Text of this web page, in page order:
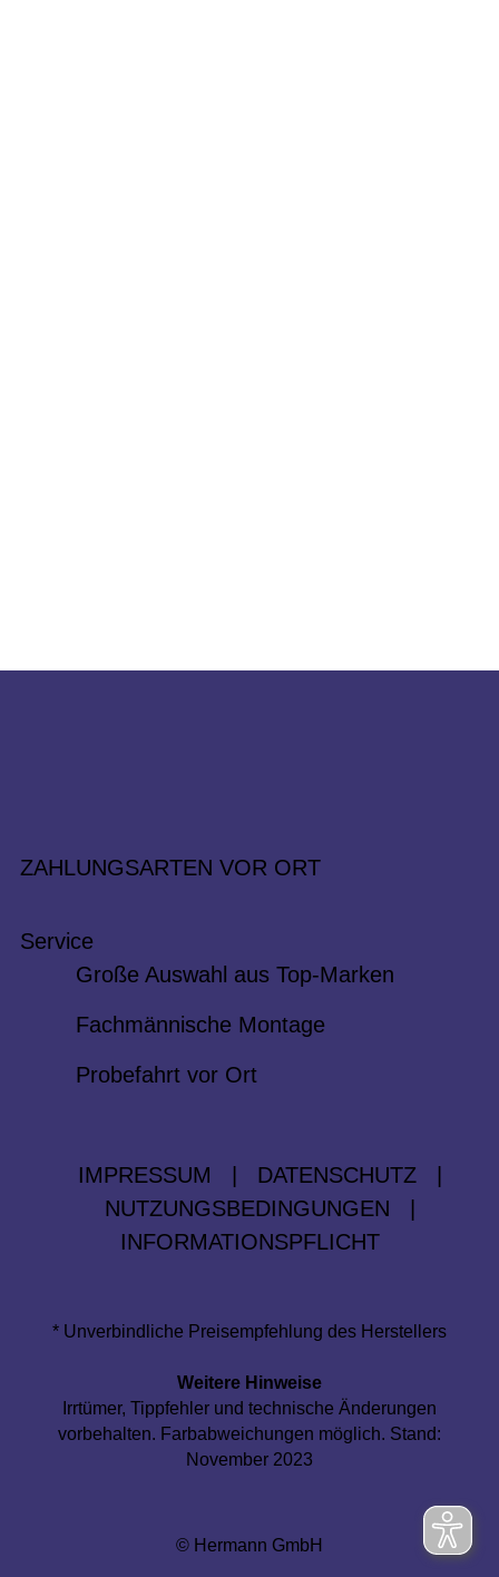
ZAHLUNGSARTEN VOR ORT
Service
Große Auswahl aus Top-Marken
Fachmännische Montage
Probefahrt vor Ort
IMPRESSUM DATENSCHUTZ
NUTZUNGSBEDINGUNGEN
INFORMATIONSPFLICHT
* Unverbindliche Preisempfehlung des Herstellers
Weitere Hinweise
Irrtümer, Tippfehler und technische Änderungen
vorbehalten. Farbabweichungen möglich. Stand:
November 2023
© Hermann GmbH